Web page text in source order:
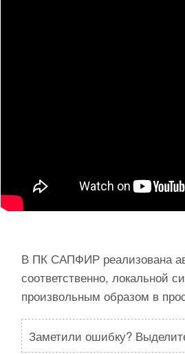
В ПК САПФИР реализована
соответственно, локальной
произвольным образом в
Заметили ошибку?